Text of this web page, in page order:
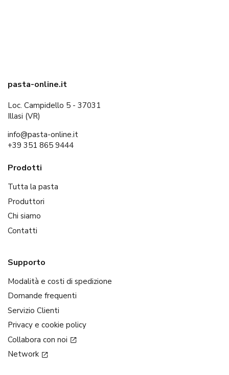
pasta-online.it
Loc. Campidello 5 - 37031
Illasi (VR)
info@pasta-online.it
+39 351 865 9444
Prodotti
Tutta la pasta
Produttori
Chi siamo
Contatti
Supporto
Modalità e costi di spedizione
Domande frequenti
Servizio Clienti
Privacy e cookie policy
Collabora con noi
Network